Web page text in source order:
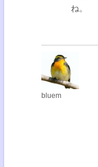
ね。
bluem